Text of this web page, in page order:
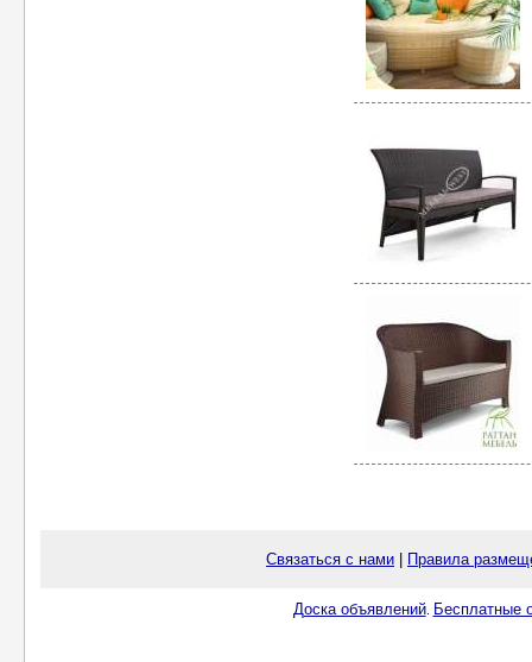
Связаться с нами Правила
Доска объявлений. Бесплатные